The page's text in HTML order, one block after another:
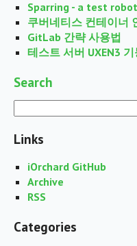
Sparring - a test
쿠버네티스 컨테이너
GitLab 간략 사용법
테스트 서버 UXEN3
Search
Links
iOrchard GitHub
Archive
RSS
Categories